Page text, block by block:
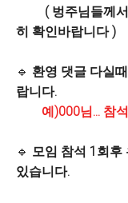
( 벙주님들께
히 확인바랍니다 )
🔹 환영 댓글 다실
랍니다.
예)000님... 참
🔹 모임 참석 1회후
있습니다.